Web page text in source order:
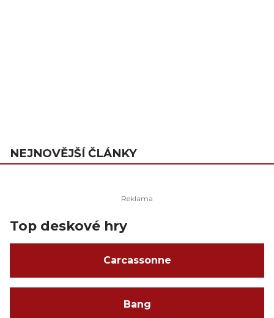
NEJNOVĚJŠÍ ČLÁNKY
Top deskové hry
Carcassonne
Bang